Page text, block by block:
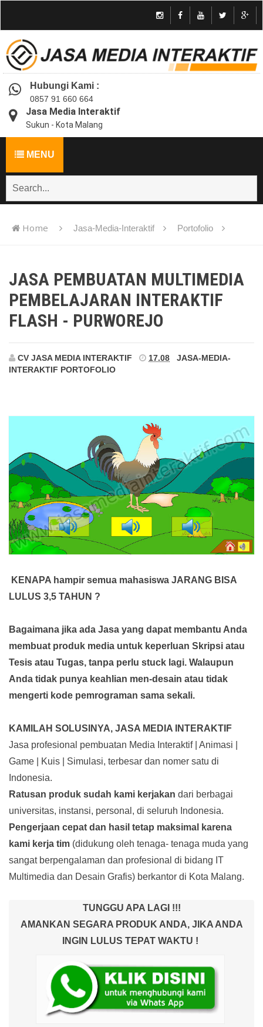
Hubungi Kami :
0857 91 660 664
Jasa Media Interaktif
Sukun - Kota Malang
MENU
Home Jasa-Media-Interaktif Portofolio
JASA PEMBUATAN MULTIMEDIA
PEMBELAJARAN INTERAKTIF
FLASH - PURWOREJO
CV JASA MEDIA INTERAKTIF 17.08
JASA-MEDIA-
INTERAKTIF PORTOFOLIO
KENAPA hampir semua mahasiswa JARANG BISA
LULUS 3,5 TAHUN ?
Bagaimana jika ada Jasa yang dapat membantu Anda
membuat produk media untuk keperluan Skripsi atau
Tesis atau Tugas, tanpa perlu stuck lagi. Walaupun
Anda tidak punya keahlian men-desain atau tidak
mengerti kode pemrograman sama sekali.
KAMILAH SOLUSINYA, JASA MEDIA INTERAKTIF
Jasa profesional pembuatan Media Interaktif | Animasi |
Game | Kuis | Simulasi, terbesar dan nomer satu di
Indonesia.
Ratusan produk sudah kami kerjakan dari berbagai
universitas, instansi, personal, di seluruh Indonesia.
Pengerjaan cepat dan hasil tetap maksimal karena
kami kerja tim (didukung oleh tenaga- tenaga muda yang
sangat berpengalaman dan profesional di bidang IT
Multimedia dan Desain Grafis) berkantor di Kota Malang.
TUNGGU APA LAGI !!!
AMANKAN SEGARA PRODUK ANDA, JIKA ANDA
INGIN LULUS TEPAT WAKTU !